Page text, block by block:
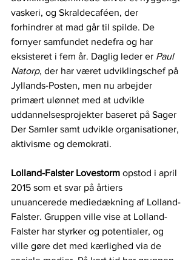
vaskeri, og Skraldecaféen, der
forhindrer at mad går til spilde. De
fornyer samfundet nedefra og har
eksisteret i fem år. Daglig leder er Paul
Natorp, der har været udviklingschef på
Jyllands-Posten, men nu arbejder
primært ulønnet med at udvikle
uddannelsesprojekter baseret på Sager
Der Samler samt udvikle organisationer,
aktivisme og demokrati.
Lolland-Falster Lovestorm opstod i april
2015 som et svar på årtiers
unuancerede mediedækning af Lolland-
Falster. Gruppen ville vise at Lolland-
Falster har styrker og potentialer, og
ville gøre det med kærlighed via de